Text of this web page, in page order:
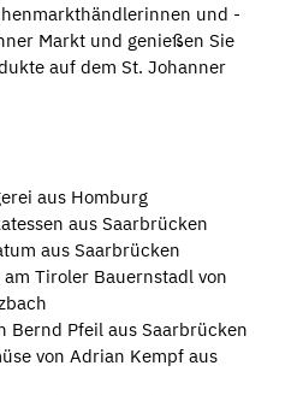
und -
Markt und genießen Sie
auf dem St. Johanner
aus Homburg
aus Saarbrücken
aus Saarbrücken
Tiroler Bauernstadl von
Bernd Pfeil aus Saarbrücken
von Adrian Kempf aus